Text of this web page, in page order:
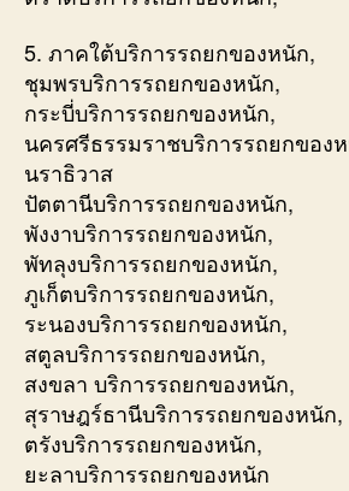
5. ภาคใต้บริการรถยกของหนัก,
ชุมพรบริการรถยกของหนัก,
กระบี่บริการรถยกของหนัก,
นครศรีธรรมราชบริการรถยกของ
นราธิวาส
ปัตตานีบริการรถยกของหนัก,
พังงาบริการรถยกของหนัก,
พัทลุงบริการรถยกของหนัก,
ภูเก็ตบริการรถยกของหนัก,
ระนองบริการรถยกของหนัก,
สตูลบริการรถยกของหนัก,
สงขลา บริการรถยกของหนัก,
สุราษฎร์ธานีบริการรถยกของหนัก,
ตรังบริการรถยกของหนัก,
ยะลาบริการรถยกของหนัก